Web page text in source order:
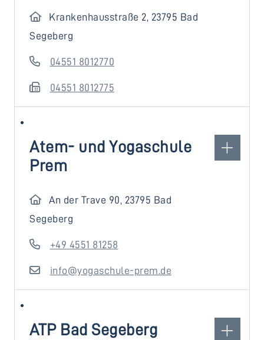
Krankenhausstraße 2, 23795 Bad
Segeberg
04551 8012770
04551 8012775
Atem- und Yogaschule
Prem
An der Trave 90, 23795 Bad
Segeberg
+49 4551 81258
info@yogaschule-prem.de
ATP Bad Segeberg